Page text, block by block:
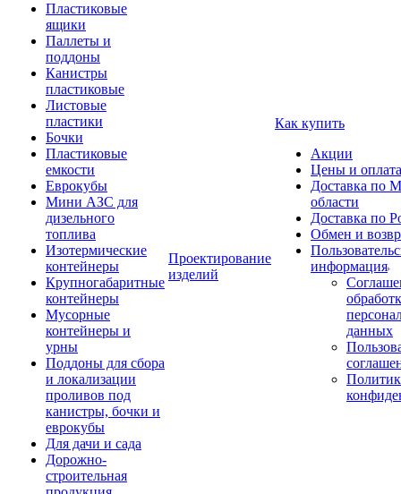
Пластиковые
ящики
Паллеты и
поддоны
Канистры
пластиковые
Листовые
пластики
Бочки
Пластиковые
емкости
Еврокубы
Мини АЗС для
дизельного
топлива
Изотермические
контейнеры
Крупногабаритные
контейнеры
Мусорные
контейнеры и
урны
Поддоны для сбора
и локализации
проливов под
канистры, бочки и
еврокубы
Для дачи и сада
Дорожно-
строительная
Проектирование
изделий
Как купить
Акции
Цены и оплата
Доставка по
области
Доставка по
Обмен и
информация
данных